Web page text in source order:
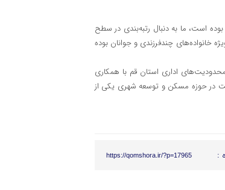
است، ما به دنبال رتبه‌بندی در سطح
خانواده‌های چندفرزندی و جوانان بوده
اداری استان قم با همکاری
در حوزه مسکن و توسعه شهری یکی از
:
https://qomshora.ir/?p=17965